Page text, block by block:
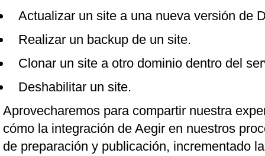
Actualizar un site a una nueva versión de
Realizar un backup de un site.
Clonar un site a otro dominio dentro del
Deshabilitar un site.
Aprovecharemos para compartir nuestra
cómo la integración de Aegir en nuestros
de preparación y publicación, incrementado